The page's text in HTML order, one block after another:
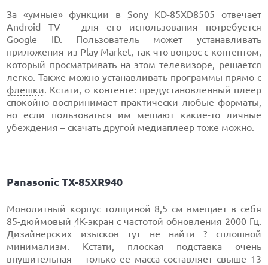
За «умные» функции в SonyKD-85XD8505 отвечает
Android TV – для его использования потребуется
Google ID. Пользователь может устанавливать
приложения из Play Market, так что вопрос с контентом,
который просматривать на этом телевизоре, решается
легко. Также можно устанавливать программы прямо с
флешки . Кстати, о контенте: предустановленный плеер
спокойно воспринимает практически любые форматы,
но если пользоваться им мешают какие-то личные
убеждения – скачать другой медиаплеер тоже можно.
Panasonic TX-85XR940
Монолитный корпус толщиной 8,5 см вмещает в себя
85-дюймовый4К-экран с частотой обновления 2000 Гц.
Дизайнерских изысков тут не найти ? сплошной
минимализм. Кстати, плоская подставка очень
внушительная – только ее масса составляет свыше 13